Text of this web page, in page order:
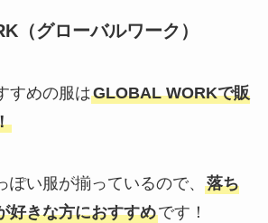
（グローバルワーク）
すめの服はGLOBAL WORKで販
ぽい服が揃っているので、 落ち
好きな方におすすめです！